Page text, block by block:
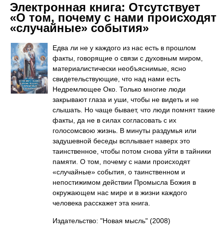
Электронная книга: Отсутствует
«О том, почему с нами происходят
«случайные» события»
Едва ли не у каждого из нас есть в прошлом
факты, говорящие о связи с духовным миром,
материалистически необъяснимые, ясно
свидетельствующие, что над нами есть
Недремлющее Око. Только многие люди
закрывают глаза и уши, чтобы не видеть и не
слышать. Но чаще бывает, что люди помнят такие
факты, да не в силах согласовать с их
голосомсвою жизнь. В минуты раздумья или
задушевной беседы всплывает наверх это
таинственное, чтобы потом снова уйти в тайники
памяти. О том, почему с нами происходят
«случайные» события, о таинственном и
непостижимом действии Промысла Божия в
окружающем нас мире и в жизни каждого
человека расскажет эта книга.
Издательство: "Новая мысль" (2008)